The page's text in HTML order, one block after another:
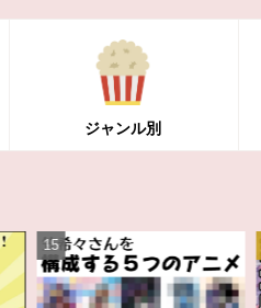
ジャンル別